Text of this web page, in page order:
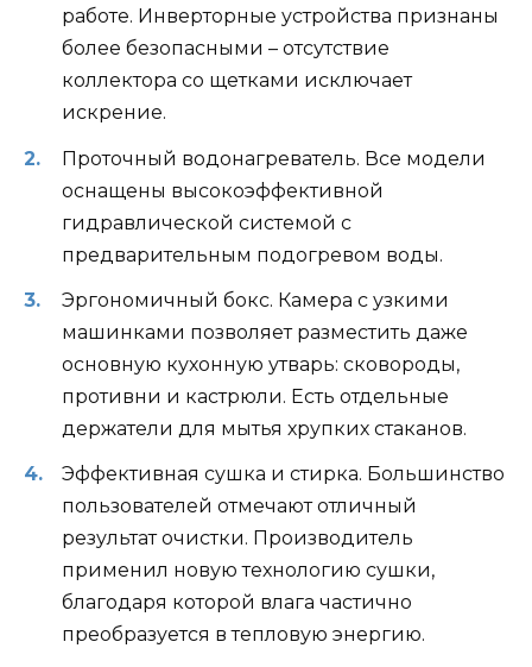
работе. Инверторные устройства признаны
более безопасными – отсутствие
коллектора со щетками исключает
искрение.
Проточный водонагреватель. Все модели
оснащены высокоэффективной
гидравлической системой с
предварительным подогревом воды.
Эргономичный бокс. Камера с узкими
машинками позволяет разместить даже
основную кухонную утварь: сковороды,
противни и кастрюли. Есть отдельные
держатели для мытья хрупких стаканов.
Эффективная сушка и стирка. Большинство
пользователей отмечают отличный
результат очистки. Производитель
применил новую технологию сушки,
благодаря которой влага частично
преобразуется в тепловую энергию.